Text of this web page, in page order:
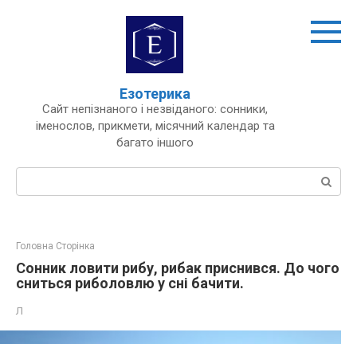
Езотерика
Сайт непізнаного і незвіданого: сонники,
іменослов, прикмети, місячний календар та
багато іншого
Пошук:
Головна Сторінка
Сонник ловити рибу, рибак приснився. До чого
сниться риболовлю у сні бачити.
Л